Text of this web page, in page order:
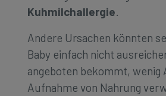
Kuhmilchallergie.
Andere Ursachen könnten
Baby einfach nicht
angeboten bekommt, wenig
Aufnahme von Nahrung